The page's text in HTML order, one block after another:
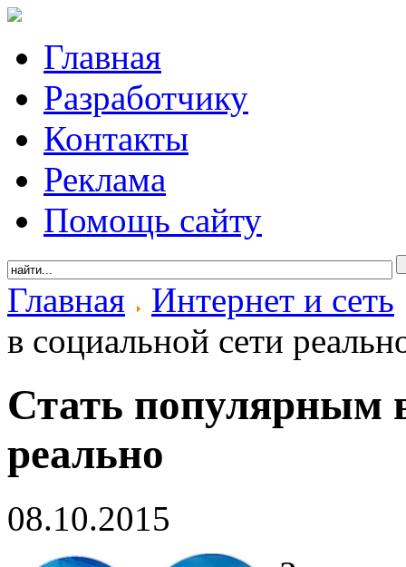
Главная
Разработчику
Контакты
Реклама
Помощь сайту
Главная
Интернет и сеть
в социальной сети
Стать популярным
реально
08.10.2015